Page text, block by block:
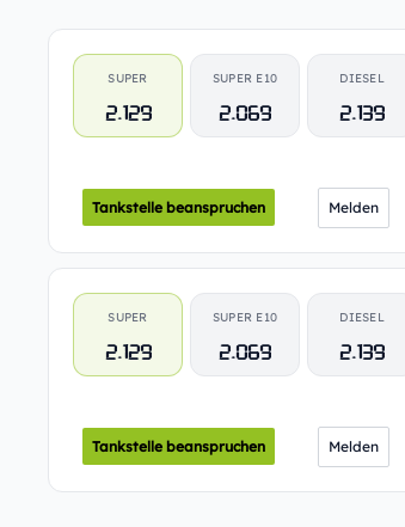
SUPER
2.129
SUPER E10
2.069
DIESEL
2.139
Tankstelle beanspruchen Melden
SUPER
2.129
SUPER E10
2.069
DIESEL
2.139
Tankstelle beanspruchen Melden